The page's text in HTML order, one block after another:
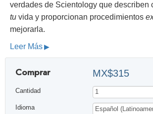
verdades de Scientology que describen
tu vida y proporcionan procedimientos
mejorarla.
Leer Más
Comprar MX$315
Cantidad
Idioma